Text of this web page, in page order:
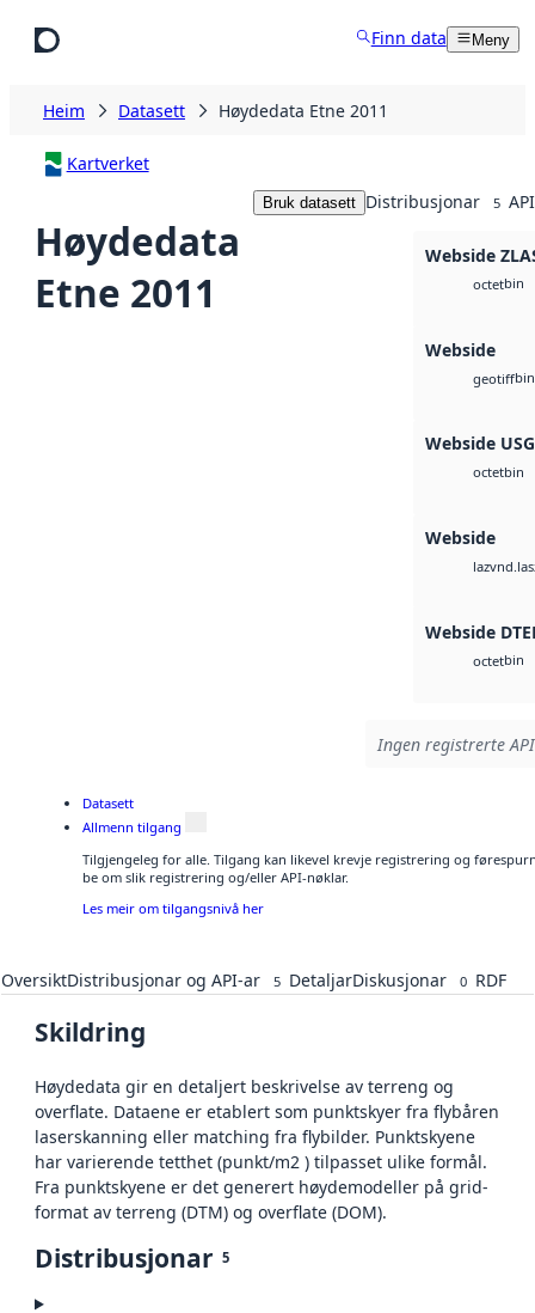
Finn data Meny
Heim Datasett Høydedata Etne 2011
Kartverket
Høydedata
Etne 2011
Bruk datasett Distribusjonar 5
Webside
octetbin
Webside
geotiffbin
Webside
octetbin
Webside
laz
Webside
octetbin
Ingen registrerte
Datasett
Allmenn tilgang
Tilgjengeleg for alle. Tilgang kan likevel krevje registrering og
be om slik registrering og/eller API-nøklar.
Les meir om tilgangsnivå her
OversiktDistribusjonar og API-ar 5 DetaljarDiskusjonar 0 RDF
Skildring
Høydedata gir en detaljert beskrivelse av terreng og
overflate. Dataene er etablert som punktskyer fra flybåren
laserskanning eller matching fra flybilder. Punktskyene
har varierende tetthet (punkt/m2 ) tilpasset ulike formål.
Fra punktskyene er det generert høydemodeller på grid-
format av terreng (DTM) og overflate (DOM).
Distribusjonar 5